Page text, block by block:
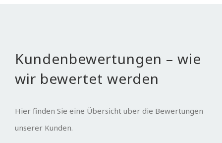
Kundenbewertungen – wie
wir bewertet werden
Hier finden Sie eine Übersicht über die Bewertungen
unserer Kunden.